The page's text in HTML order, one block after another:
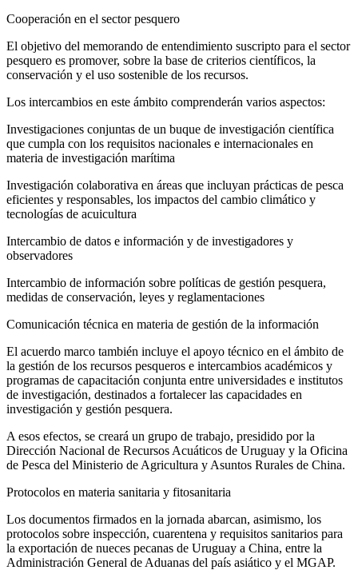
Cooperación en el sector pesquero
El objetivo del memorando de entendimiento suscripto para el sector
pesquero es promover, sobre la base de criterios científicos, la
conservación y el uso sostenible de los recursos.
Los intercambios en este ámbito comprenderán varios aspectos:
Investigaciones conjuntas de un buque de investigación científica
que cumpla con los requisitos nacionales e internacionales en
materia de investigación marítima
Investigación colaborativa en áreas que incluyan prácticas de pesca
eficientes y responsables, los impactos del cambio climático y
tecnologías de acuicultura
Intercambio de datos e información y de investigadores y
observadores
Intercambio de información sobre políticas de gestión pesquera,
medidas de conservación, leyes y reglamentaciones
Comunicación técnica en materia de gestión de la información
El acuerdo marco también incluye el apoyo técnico en el ámbito de
la gestión de los recursos pesqueros e intercambios académicos y
programas de capacitación conjunta entre universidades e institutos
de investigación, destinados a fortalecer las capacidades en
investigación y gestión pesquera.
A esos efectos, se creará un grupo de trabajo, presidido por la
Dirección Nacional de Recursos Acuáticos de Uruguay y la Oficina
de Pesca del Ministerio de Agricultura y Asuntos Rurales de China.
Protocolos en materia sanitaria y fitosanitaria
Los documentos firmados en la jornada abarcan, asimismo, los
protocolos sobre inspección, cuarentena y requisitos sanitarios para
la exportación de nueces pecanas de Uruguay a China, entre la
Administración General de Aduanas del país asiático y el MGAP.